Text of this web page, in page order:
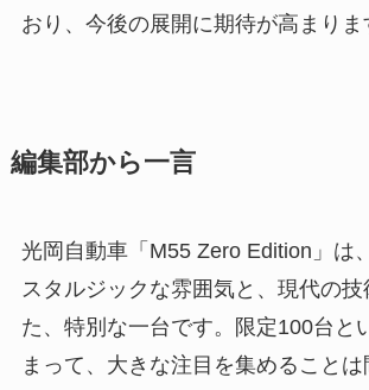
おり、今後の展開に期待が高まりま
編集部から一言
光岡自動車「M55 Zero Edition」は
スタルジックな雰囲気と、現代の
た、特別な一台です。限定100台と
まって、大きな注目を集めることは